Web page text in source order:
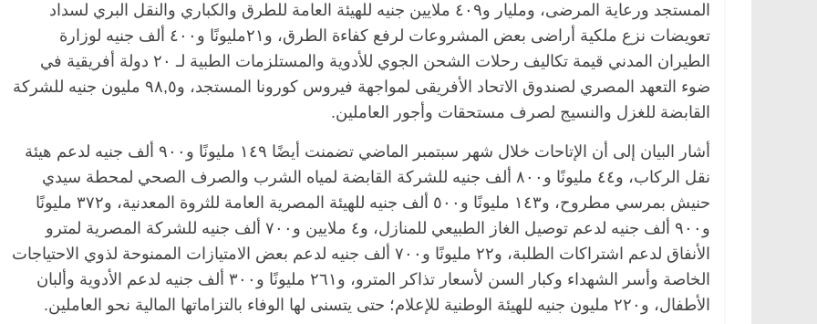
المستجد ورعاية المرضى، ومليار و٤٠٩ ملايين جنيه للهيئة العامة للطرق والكباري والنقل البري لسداد
تعويضات نزع ملكية أراضى بعض المشروعات لرفع كفاءة الطرق، و٢١مليونًا و٤٠٠ ألف جنيه لوزارة
الطيران المدني قيمة تكاليف رحلات الشحن الجوي للأدوية والمستلزمات الطبية لـ ٢٠ دولة أفريقية في
ضوء التعهد المصري لصندوق الاتحاد الأفريقى لمواجهة فيروس كورونا المستجد، و٩٨,٥ مليون جنيه للشركة
القابضة للغزل والنسيج لصرف مستحقات وأجور العاملين.
أشار البيان إلى أن الإتاحات خلال شهر سبتمبر الماضي تضمنت أيضًا ١٤٩ مليونًا و٩٠٠ ألف جنيه لدعم هيئة
نقل الركاب، و٤٤ مليونًا و٨٠٠ ألف جنيه للشركة القابضة لمياه الشرب والصرف الصحي لمحطة سيدي
حنيش بمرسي مطروح، و١٤٣ مليونًا و٥٠٠ ألف جنيه للهيئة المصرية العامة للثروة المعدنية، و٣٧٢ مليونًا
و٩٠٠ ألف جنيه لدعم توصيل الغاز الطبيعي للمنازل، و٤ ملايين و٧٠٠ ألف جنيه للشركة المصرية لمترو
الأنفاق لدعم اشتراكات الطلبة، و٢٢ مليونًا و٧٠٠ ألف جنيه لدعم بعض الامتيازات الممنوحة لذوي الاحتياجات
الخاصة وأسر الشهداء وكبار السن لأسعار تذاكر المترو، و٢٦١ مليونًا و٣٠٠ ألف جنيه لدعم الأدوية وألبان
الأطفال، و٢٢٠ مليون جنيه للهيئة الوطنية للإعلام؛ حتى يتسنى لها الوفاء بالتزاماتها المالية نحو العاملين.